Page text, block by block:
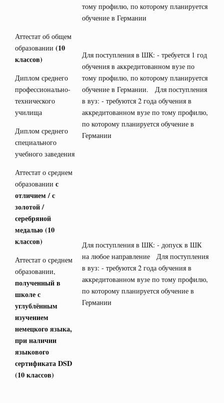
тому профилю, по которому планируется
обучение в Германии
Аттестат об общем
образовании (10
классов)
Для поступления в ШК: - требуется 1 год
обучения в аккредитованном вузе по
тому профилю, по которому планируется
обучение в Германии. Для поступления
в вуз: - требуются 2 года обучения в
аккредитованном вузе по тому профилю,
по которому планируется обучение в
Германии
Диплом среднего
профессионально-
технического
училища
Диплом среднего
специального
учебного заведения
Аттестат о среднем
образовании с
отличием / с
золотой /
серебряной
медалью(10
классов)
Для поступления в ШК: - допуск в ШК
на любое направление Для поступления
в вуз: - требуются 2 года обучения в
аккредитованном вузе по тому профилю,
по которому планируется обучение в
Германии
Аттестат о среднем
образовании,
полученный в
школе с
углублённым
изучением
немецкого языка,
при наличии
языкового
сертификатаDSD
(10 классов)